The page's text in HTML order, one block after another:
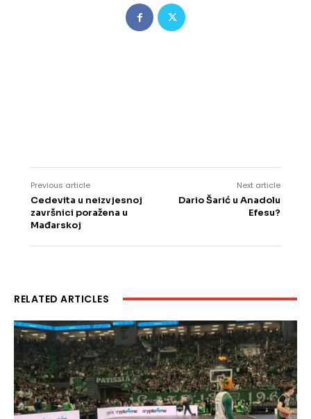
Previous article
Cedevita u neizvjesnoj
završnici poražena u
Mađarskoj
Next article
Dario Šarić u Anadolu
Efesu?
RELATED ARTICLES